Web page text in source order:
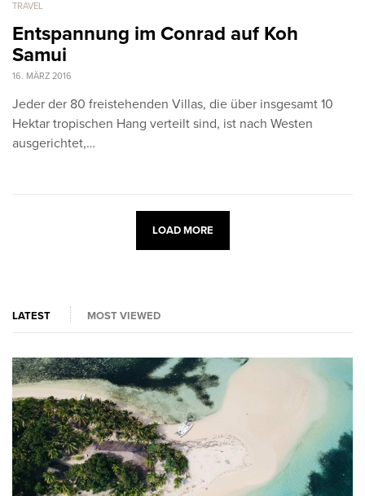
TRAVEL
Entspannung im Conrad auf Koh
Samui
16. MÄRZ 2016
Jeder der 80 freistehenden Villas, die über insgesamt 10
Hektar tropischen Hang verteilt sind, ist nach Westen
ausgerichtet,…
LOAD MORE
LATEST MOST VIEWED